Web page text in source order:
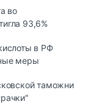
во
93,6%
в РФ
меры
таможни